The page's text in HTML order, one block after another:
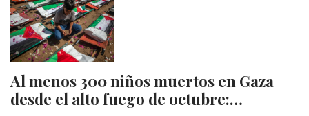
Al menos 300 niños muertos en Gaza
desde el alto fuego de octubre:…